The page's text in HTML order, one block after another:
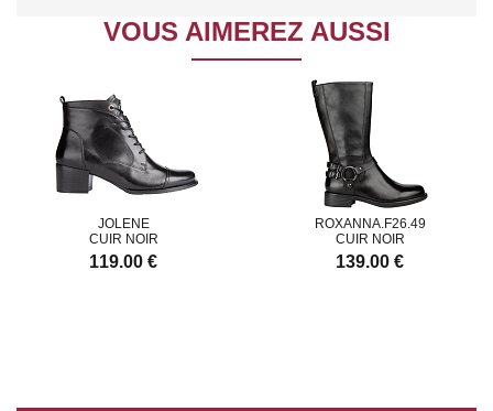
VOUS AIMEREZ AUSSI
JOLENE
CUIR NOIR
119.00 €
ROXANNA.F26.49
CUIR NOIR
139.00 €